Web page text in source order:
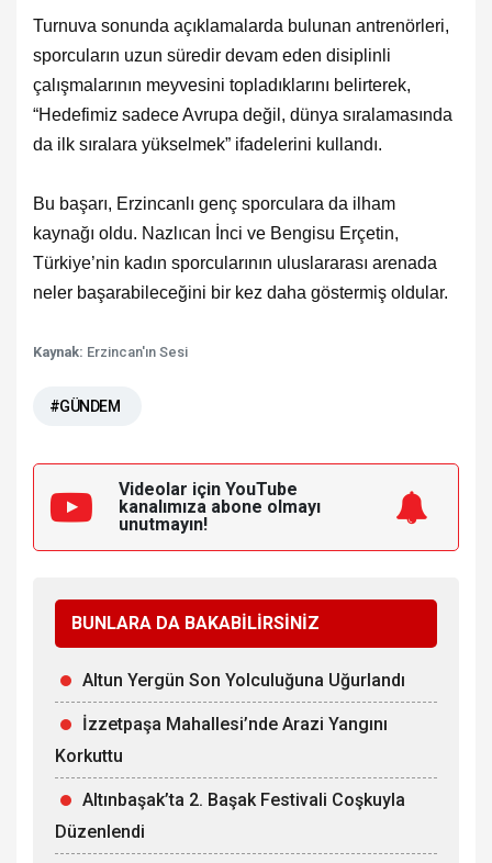
Turnuva sonunda açıklamalarda bulunan antrenörleri,
sporcuların uzun süredir devam eden disiplinli
çalışmalarının meyvesini topladıklarını belirterek,
“Hedefimiz sadece Avrupa değil, dünya sıralamasında
da ilk sıralara yükselmek” ifadelerini kullandı.
Bu başarı, Erzincanlı genç sporculara da ilham
kaynağı oldu. Nazlıcan İnci ve Bengisu Erçetin,
Türkiye’nin kadın sporcularının uluslararası arenada
neler başarabileceğini bir kez daha göstermiş oldular.
Kaynak: Erzincan'ın Sesi
#GÜNDEM
Videolar için YouTube
kanalımıza abone olmayı
unutmayın!
BUNLARA DA BAKABİLİRSİNİZ
Altun Yergün Son Yolculuğuna Uğurlandı
İzzetpaşa Mahallesi’nde Arazi Yangını
Korkuttu
Altınbaşak’ta 2. Başak Festivali Coşkuyla
Düzenlendi